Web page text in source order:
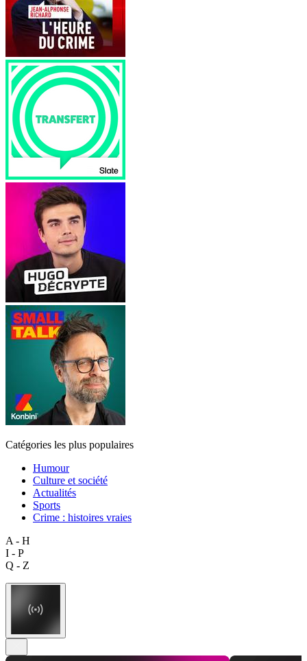
Catégories les plus populaires
Humour
Culture et société
Actualités
Sports
Crime : histoires vraies
A - H
I - P
Q - Z